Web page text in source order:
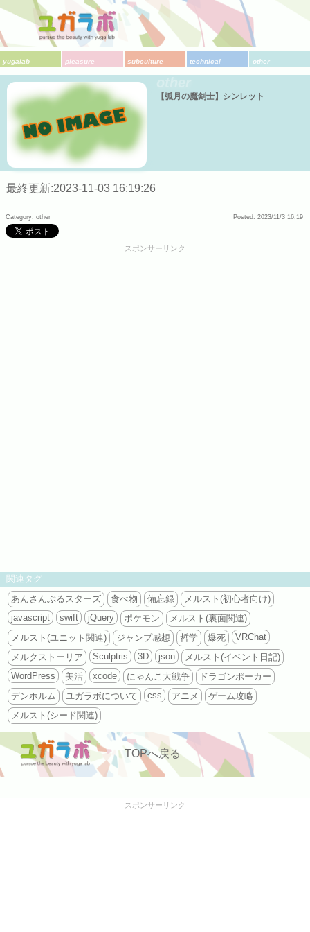
yugalab pleasure subculture technical other
【弧月の魔剣士】シンレット
最終更新:2023-11-03 16:19:26
Category: other Posted: 2023/11/3 16:19
スポンサーリンク
関連タグ
あんさんぶるスターズ
食べ物 備忘録
メルスト(初心者向け)
javascript
swift jQuery ポケモン
メルスト(裏面関連)
メルスト(ユニット関連)
ジャンプ感想 哲学 爆死
VRChat
メルクストーリア
Sculptris 3D json
メルスト(イベント日記)
WordPress
美活 xcode にゃんこ大戦争
ドラゴンポーカー
デンホルム
ユガラボについて css アニメ
ゲーム攻略
メルスト(シード関連)
TOPへ戻る
スポンサーリンク